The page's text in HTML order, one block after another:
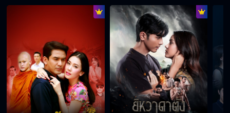
เมื่อความ"แพศยา"ถูกใช้กับผู้ชาย ก็อย่าถาม
หาความผิด! ชอบ! ชั่ว! ดี! กันอีกเลย‼️
ชายแพศยา เร็วๆ นี้